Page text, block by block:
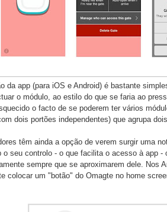
da app (para iOS e Android) é bastante
o módulo, ao estilo do que se faria ao
o facto de se poderem ter vários
dois portões independentes) que agrupa
têm ainda a opção de verem surgir uma
o seu controlo - o que facilita o acesso à app -
sempre que se aproximarem dele. Nos
colocar um "botão" do Omagte no home